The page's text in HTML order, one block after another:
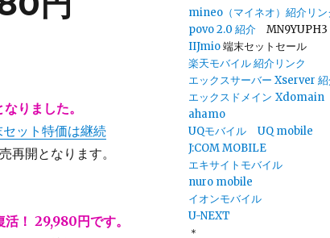
りました。
ット特価は継続
再開となります。
！ 29,980円です。
mineo（マイネオ）紹介リン
povo 2.0 紹介 MN9YUPH3
IIJmio端末セットセール
楽天モバイル 紹介リンク
エックスサーバー Xserver
エックスドメイン Xdomain
ahamo
UQモバイル
UQ mobile
J:COM MOBILE
エキサイトモバイル
nuro mobile
イオンモバイル
U-NEXT
＊